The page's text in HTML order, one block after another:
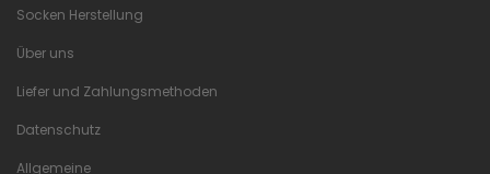
Socken Herstellung
Über uns
Liefer und Zahlungsmethoden
Datenschutz
Allgemeine